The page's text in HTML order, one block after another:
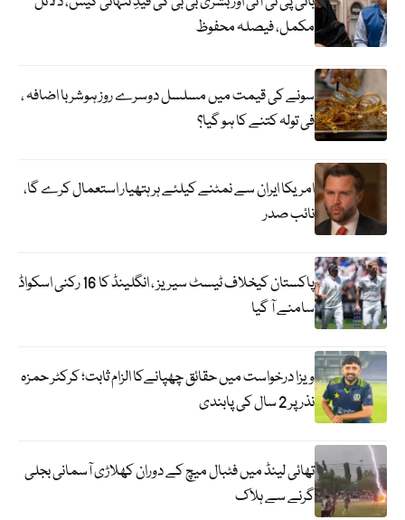
مکمل، فیصلہ محفوظ
سونے کی قیمت میں مسلسل دوسرے روز ہوشربا اضافہ ،
فی تولہ کتنے کا ہو گیا؟
امریکا ایران سے نمٹنے کیلئے ہر ہتھیار استعمال کرے گا،
نائب صدر
پاکستان کیخلاف ٹیسٹ سیریز ، انگلینڈ کا 16 رکنی اسکواڈ
سامنے آ گیا
ویزا درخواست میں حقائق چھپانےکا الزام ثابت؛ کرکٹر حمزہ
نذر پر 2 سال کی پابندی
تھائی لینڈ میں فٹبال میچ کے دوران کھلاڑی آسمانی بجلی
گرنے سے ہلاک